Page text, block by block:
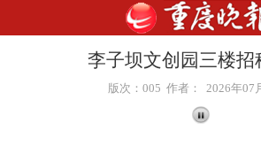
李子坝文创园三楼招
版次：005 作者： 2026年07